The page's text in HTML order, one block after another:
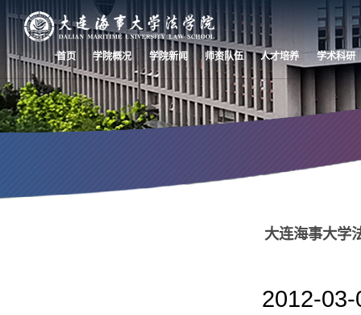
首页 学院概况 学院新闻 师资队伍 人才培养 学术科研
大连海事大学
2012-